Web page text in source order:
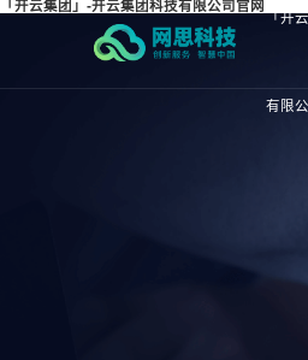
「开云集团」-开云集团科技有限公司官网
「开
有限